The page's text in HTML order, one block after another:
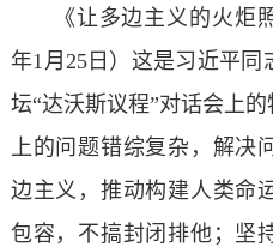
《让多边主义的火炬
年1月25日）这是习近平
坛“达沃斯议程”对话会上
上的问题错综复杂，解决
边主义，推动构建人类命
包容，不搞封闭排他；坚